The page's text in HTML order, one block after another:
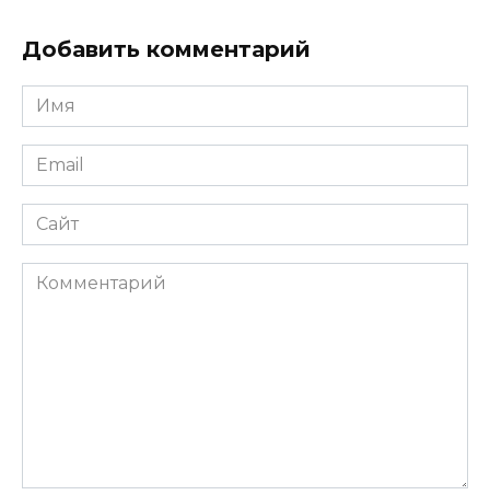
Добавить комментарий
Имя
*
Email
*
Сайт
Комментарий